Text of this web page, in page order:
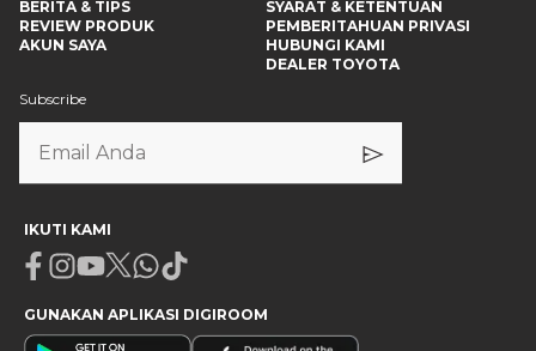
BERITA & TIPS
REVIEW PRODUK
AKUN SAYA
SYARAT & KETENTUAN
PEMBERITAHUAN PRIVASI
HUBUNGI KAMI
DEALER TOYOTA
Subscribe
IKUTI KAMI
Facebook
Instagram
Youtube
X Whatsapp
Tiktok
GUNAKAN APLIKASI DIGIROOM